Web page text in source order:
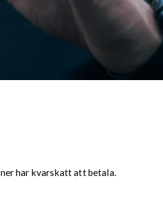
har kvarskatt att betala.